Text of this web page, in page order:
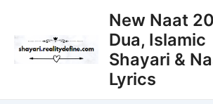
content
New Naat
Dua, Islamic
Shayari &
Lyrics